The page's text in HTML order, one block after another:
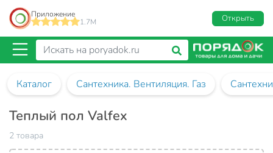
Приложение
1.7M
Открыть
Каталог Сантехника. Вентиляция. Газ
Теплый пол Valfex
2 товара